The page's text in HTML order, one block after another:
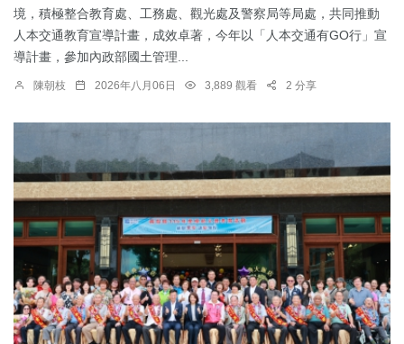
境，積極整合教育處、工務處、觀光處及警察局等局處，共同推動
人本交通教育宣導計畫，成效卓著，今年以「人本交通有GO行」宣
導計畫，參加內政部國土管理...
陳朝枝 2026年八月06日 3,889 觀看 2 分享